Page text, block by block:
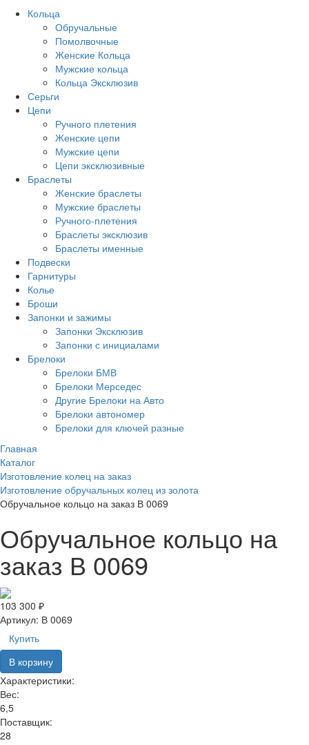
Кольца
Обручальные
Помолвочные
Женские Кольца
Мужские кольца
Кольца Эксклюзив
Серьги
Цепи
Ручного плетения
Женские цепи
Мужские цепи
Цепи эксклюзивные
Браслеты
Женские браслеты
Мужские браслеты
Ручного-плетения
Браслеты эксклюзив
Браслеты именные
Подвески
Гарнитуры
Колье
Броши
Запонки и зажимы
Запонки Эксклюзив
Запонки с инициалами
Брелоки
Брелоки БМВ
Брелоки Мерседес
Другие Брелоки на Авто
Брелоки автономер
Брелоки для ключей разные
Главная
Каталог
Изготовление колец на заказ
Изготовление обручальных колец из золота
Обручальное кольцо на заказ В 0069
Обручальное кольцо на
заказ В 0069
103 300 ₽
Артикул: В 0069
Купить
В корзину
Характеристики:
Вес:
6,5
Поставщик:
28